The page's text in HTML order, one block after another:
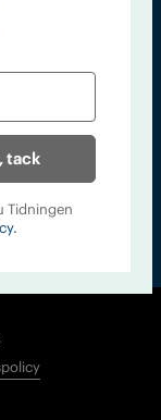
tack
Tidningen